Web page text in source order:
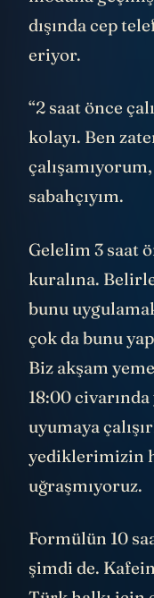
dışında cep
eriyor.
“2 saat önce
kolayı. Ben
sabahçıyım.
Gelelim 3 saat
kuralına.
bunu
çok da bunu
Biz akşam
18:00
uyumaya
yediklerimizin
uğraşmıyoruz.
Formülün 10
şimdi de.